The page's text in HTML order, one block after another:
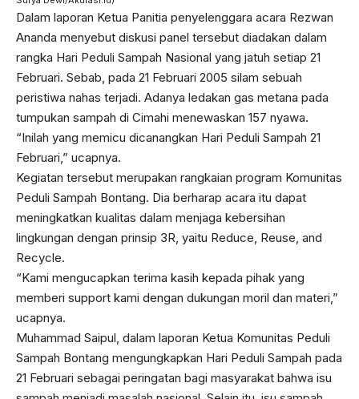
Dalam laporan Ketua Panitia penyelenggara acara Rezwan
Ananda menyebut diskusi panel tersebut diadakan dalam
rangka Hari Peduli Sampah Nasional yang jatuh setiap 21
Februari. Sebab, pada 21 Februari 2005 silam sebuah
peristiwa nahas terjadi. Adanya ledakan gas metana pada
tumpukan sampah di Cimahi menewaskan 157 nyawa.
“Inilah yang memicu dicanangkan Hari Peduli Sampah 21
Februari,” ucapnya.
Kegiatan tersebut merupakan rangkaian program Komunitas
Peduli Sampah Bontang. Dia berharap acara itu dapat
meningkatkan kualitas dalam menjaga kebersihan
lingkungan dengan prinsip 3R, yaitu Reduce, Reuse, and
Recycle.
“Kami mengucapkan terima kasih kepada pihak yang
memberi support kami dengan dukungan moril dan materi,”
ucapnya.
Muhammad Saipul, dalam laporan Ketua Komunitas Peduli
Sampah Bontang mengungkapkan Hari Peduli Sampah pada
21 Februari sebagai peringatan bagi masyarakat bahwa isu